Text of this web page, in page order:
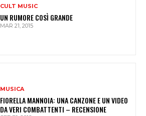
CULT MUSIC
UN RUMORE COSÌ GRANDE
MAR 21, 2015
MUSICA
FIORELLA MANNOIA: UNA CANZONE E UN VIDEO
DA VERI COMBATTENTI – RECENSIONE